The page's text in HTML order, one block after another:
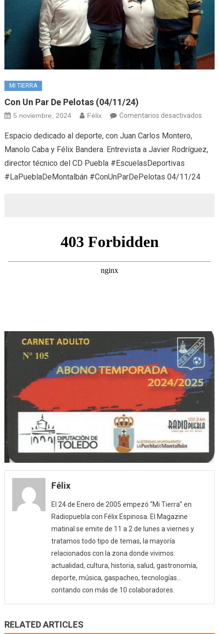
MI TIERRA
Con Un Par De Pelotas (04/11/24)
5 noviembre, 2024 Félix Comentarios desactivadosen
par
Espacio dedicado al deporte, con Juan Carlos Montero,
Manolo Caba y Félix Bandera. Entrevista a Javier Rodríguez,
director técnico del CD Puebla #EscuelasDeportivas
#LaPueblaDeMontalbán #ConUnParDePelotas 04/11/24
Félix
El 24 de Enero de 2005 empezó “Mi Tierra” en
Radiopuebla con Félix Espinosa. El Magazine
matinal se emite de 11 a 2 de lunes a viernes y
tratamos todo tipo de temas, la mayoría
relacionados con la zona donde vivimos:
actualidad, cultura, historia, salud, gastronomía,
deporte, música, gaspacheo, tecnologías…
contando con más de 10 colaboradores.
RELATED ARTICLES